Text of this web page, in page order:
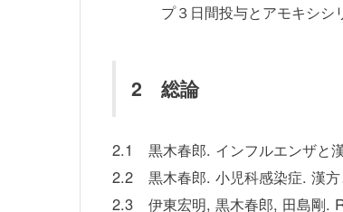
プ３日間投与とアモキシ
2 総論
2.1
黒木春郎. インフルエンザと
2.2
黒木春郎. 小児科感染症. 漢
2.3
伊東宏明, 黒木春郎, 田島剛.